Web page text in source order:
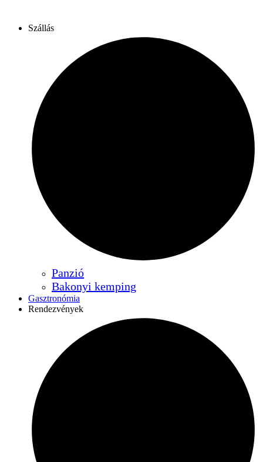
Szállás
Panzió
Bakonyi kemping
Gasztronómia
Rendezvények